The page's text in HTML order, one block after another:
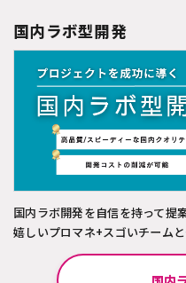
国内ラボ型開発
国内ラボ開発を自信を持って提
嬉しいプロマネ+スゴいチーム